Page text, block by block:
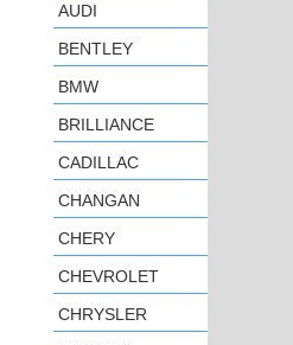
AUDI
BENTLEY
BMW
BRILLIANCE
CADILLAC
CHANGAN
CHERY
CHEVROLET
CHRYSLER